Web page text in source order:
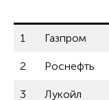
1 Газпром
2 Роснефть
3 Лукойл